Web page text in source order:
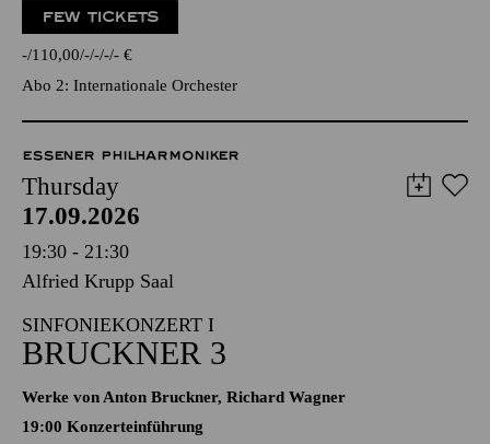
FEW TICKETS
- 110,00 - - - - €
Abo 2: Internationale Orchester
ESSENER PHILHARMONIKER
Thursday
17.09.2026
19:30 - 21:30
Alfried Krupp Saal
SINFONIEKONZERT I
BRUCKNER 3
Werke von Anton Bruckner, Richard Wagner
19:00 Konzerteinführung